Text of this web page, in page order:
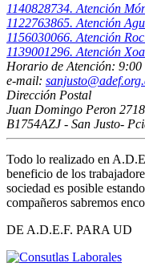
1140828734. Atención
1122763865. Atención
1156030066. Atención
1139001296. Atención
Horario de Atención: 9:00
e-mail:
Dirección Postal
Juan Domingo Peron 2718
B1754AZJ - San Justo-
Todo lo realizado en
beneficio de los
sociedad es posible
compañeros sabremos
DE A.D.E.F. PARA UD